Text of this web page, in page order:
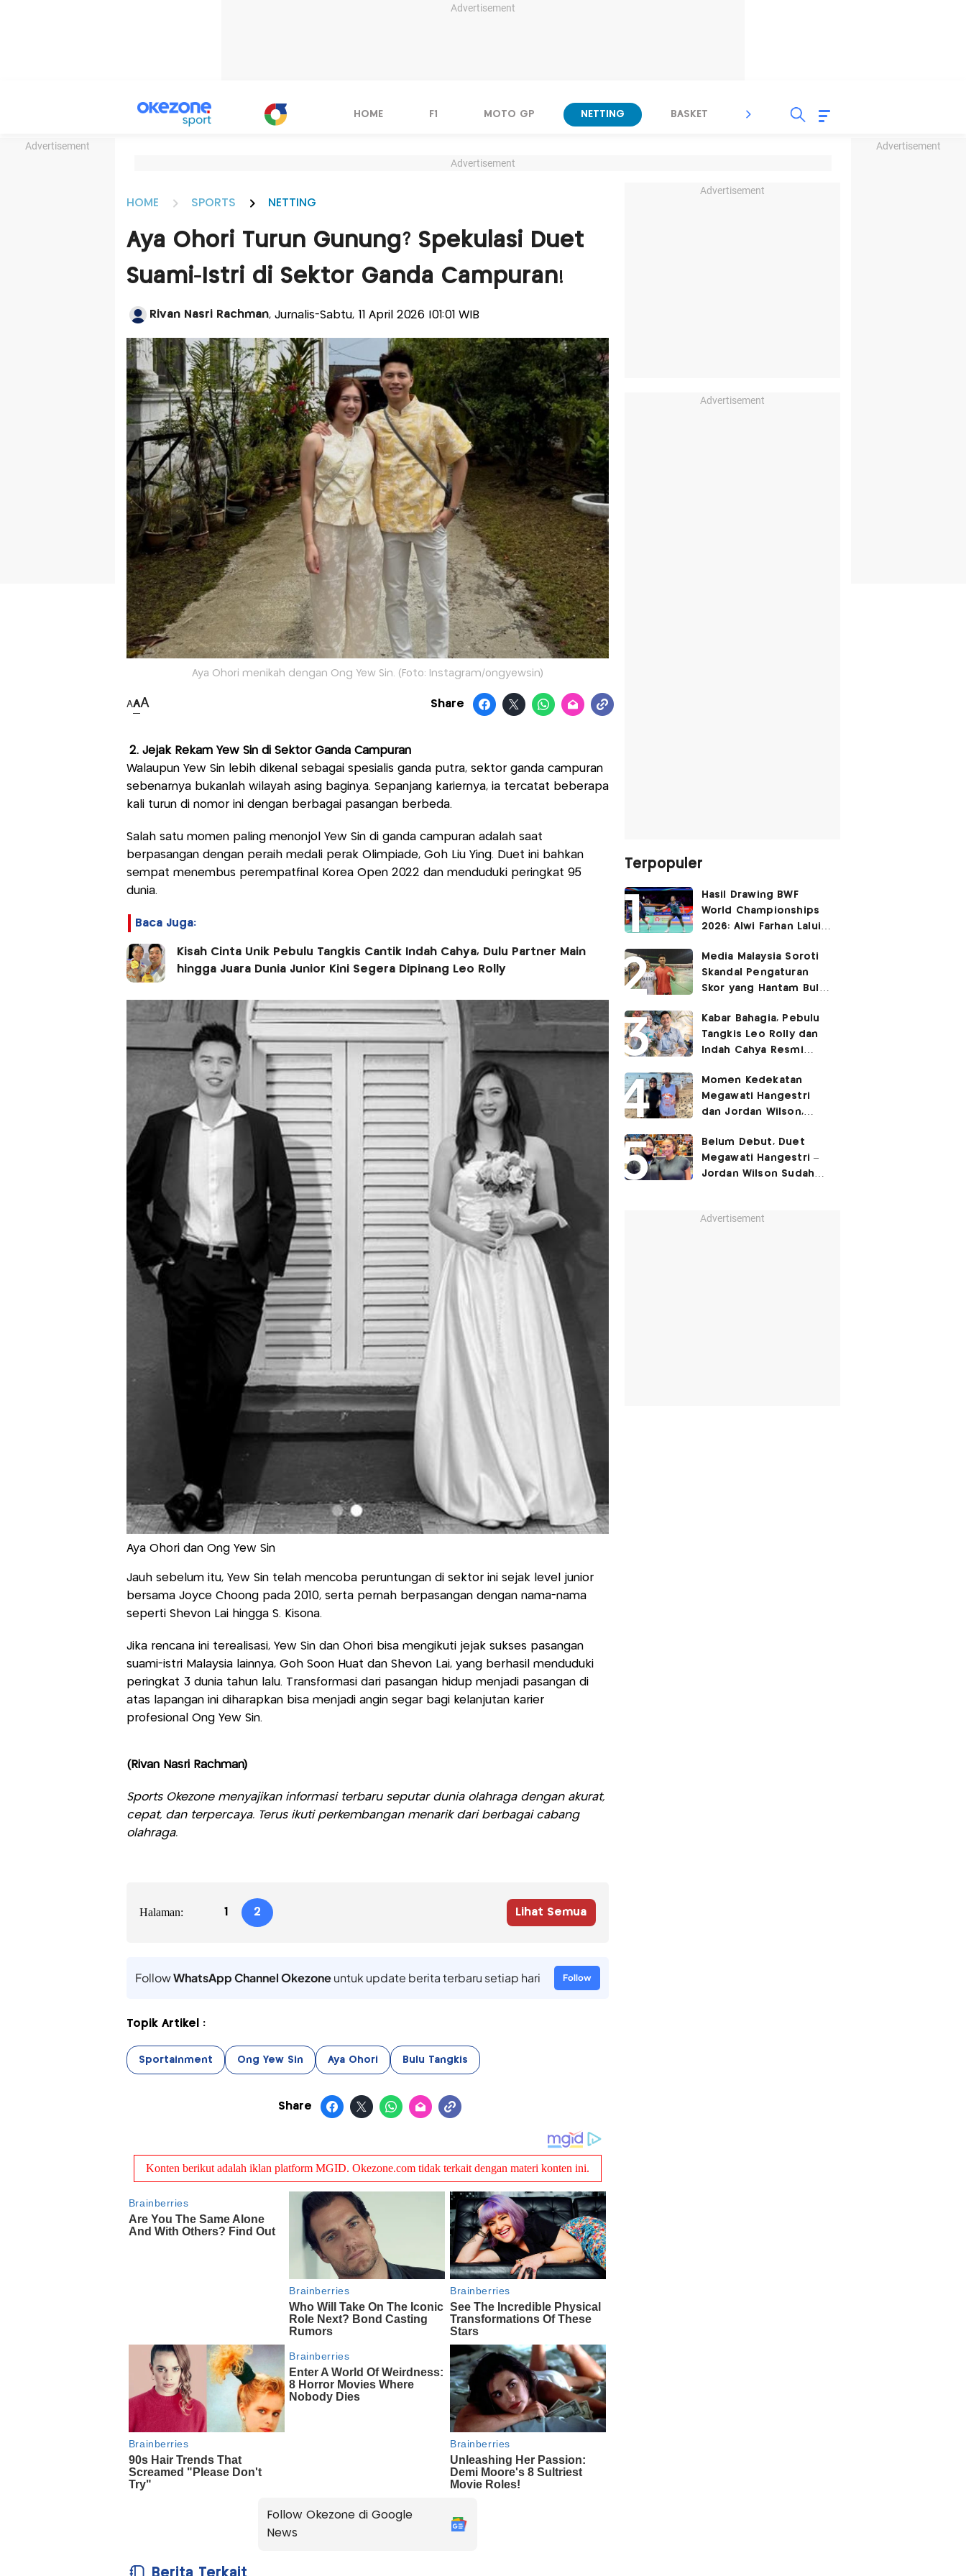
Advertisement
Advertisement Advertisement
HOME F1 MOTO GP NETTING BASKET SPORT LAIN
Advertisement
HOME SPORTS NETTING
Aya Ohori Turun Gunung? Spekulasi Duet
Suami-Istri di Sektor Ganda Campuran!
Rivan Nasri Rachman, Jurnalis-Sabtu, 11 April 2026 |01:01 WIB
Aya Ohori menikah dengan Ong Yew Sin. (Foto: Instagram/ongyewsin)
AAA Share
2. Jejak Rekam Yew Sin di Sektor Ganda Campuran
Walaupun Yew Sin lebih dikenal sebagai spesialis ganda putra, sektor ganda campuran
sebenarnya bukanlah wilayah asing baginya. Sepanjang kariernya, ia tercatat beberapa
kali turun di nomor ini dengan berbagai pasangan berbeda.
Salah satu momen paling menonjol Yew Sin di ganda campuran adalah saat
berpasangan dengan peraih medali perak Olimpiade, Goh Liu Ying. Duet ini bahkan
sempat menembus perempatfinal Korea Open 2022 dan menduduki peringkat 95
dunia.
Baca Juga:
Kisah Cinta Unik Pebulu Tangkis Cantik Indah Cahya, Dulu Partner Main
hingga Juara Dunia Junior Kini Segera Dipinang Leo Rolly
Aya Ohori dan Ong Yew Sin
Jauh sebelum itu, Yew Sin telah mencoba peruntungan di sektor ini sejak level junior
bersama Joyce Choong pada 2010, serta pernah berpasangan dengan nama-nama
seperti Shevon Lai hingga S. Kisona.
Jika rencana ini terealisasi, Yew Sin dan Ohori bisa mengikuti jejak sukses pasangan
suami-istri Malaysia lainnya, Goh Soon Huat dan Shevon Lai, yang berhasil menduduki
peringkat 3 dunia tahun lalu. Transformasi dari pasangan hidup menjadi pasangan di
atas lapangan ini diharapkan bisa menjadi angin segar bagi kelanjutan karier
profesional Ong Yew Sin.
(Rivan Nasri Rachman)
Sports Okezone menyajikan informasi terbaru seputar dunia olahraga dengan akurat,
cepat, dan terpercaya. Terus ikuti perkembangan menarik dari berbagai cabang
olahraga.
Halaman: 1 2 Lihat Semua
FollowWhatsApp Channel Okezoneuntuk update berita terbaru setiap hari Follow
Topik Artikel :
Sportainment Ong Yew Sin Aya Ohori Bulu Tangkis
Share
Follow Okezone di Google
News
Advertisement
Advertisement
Terpopuler
Hasil Drawing BWF
World Championships
2026: Alwi Farhan Lalui
Dapat Bye
Media Malaysia Soroti
Skandal Pengaturan
Skor yang Hantam Bulu
Libatkan Jafar/Felisha!
Kabar Bahagia, Pebulu
Tangkis Leo Rolly dan
Indah Cahya Resmi
Momen Kedekatan
Megawati Hangestri
dan Jordan Wilson,
Hillstate di Pantai!
Belum Debut, Duet
Megawati Hangestri –
Jordan Wilson Sudah
Advertisement